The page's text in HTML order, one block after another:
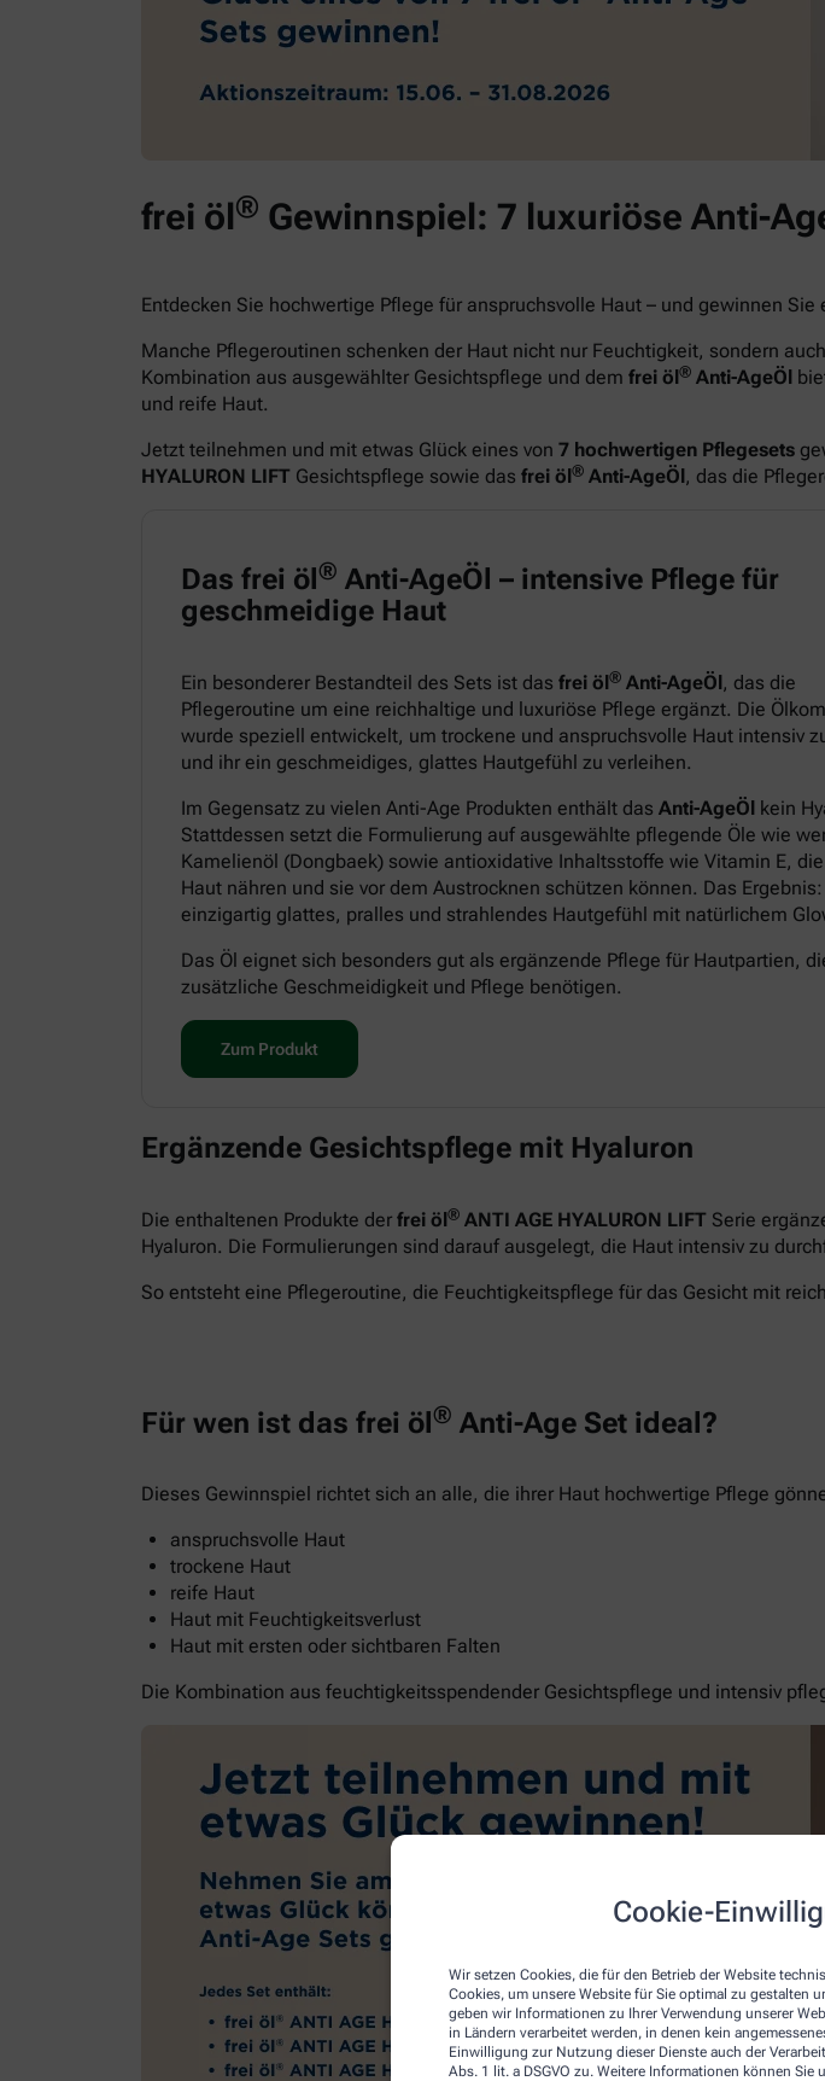
Cookie-
Wir setzen Cookies, die für den Betrieb der Website
Cookies, um unsere Website für Sie optimal zu gestalten
geben wir Informationen zu Ihrer Verwendung unserer
in Ländern verarbeitet werden, in denen kein
Einwilligung zur Nutzung dieser Dienste auch der
Abs. 1 lit. a DSGVO zu. Weitere Informationen können Sie
frei öl® Gewinnspiel: 7 luxuriöse Anti-
Entdecken Sie hochwertige Pflege für anspruchsvolle Haut – und gewinnen Sie
Manche Pflegeroutinen schenken der Haut nicht nur Feuchtigkeit, sondern
Kombination aus ausgewählter Gesichtspflege und dem frei öl® Anti-AgeÖl
und reife Haut.
Jetzt teilnehmen und mit etwas Glück eines von 7 hochwertigen Pflegesets
HYALURON LIFT Gesichtspflege sowie das frei öl® Anti-AgeÖl, das die
Das frei öl ® Anti-AgeÖl – intensive Pflege für
geschmeidige Haut
Ein besonderer Bestandteil des Sets ist das frei öl® Anti-AgeÖl, das die
Pflegeroutine um eine reichhaltige und luxuriöse Pflege ergänzt. Die
wurde speziell entwickelt, um trockene und anspruchsvolle Haut intensiv
und ihr ein geschmeidiges, glattes Hautgefühl zu verleihen.
Im Gegensatz zu vielen Anti-Age Produkten enthält das Anti-AgeÖl kein
Stattdessen setzt die Formulierung auf ausgewählte pflegende Öle wie
Kamelienöl (Dongbaek) sowie antioxidative Inhaltsstoffe wie Vitamin E,
Haut nähren und sie vor dem Austrocknen schützen können. Das Ergebnis:
einzigartig glattes, pralles und strahlendes Hautgefühl mit natürlichem
Das Öl eignet sich besonders gut als ergänzende Pflege für Hautpartien,
zusätzliche Geschmeidigkeit und Pflege benötigen.
Zum Produkt
Ergänzende Gesichtspflege mit Hyaluron
Die enthaltenen Produkte der frei öl® ANTI AGE HYALURON LIFT Serie
Hyaluron. Die Formulierungen sind darauf ausgelegt, die Haut intensiv zu
So entsteht eine Pflegeroutine, die Feuchtigkeitspflege für das Gesicht mit
Für wen ist das frei öl® Anti-Age Set ideal?
Dieses Gewinnspiel richtet sich an alle, die ihrer Haut hochwertige Pflege
anspruchsvolle Haut
trockene Haut
reife Haut
Haut mit Feuchtigkeitsverlust
Haut mit ersten oder sichtbaren Falten
Die Kombination aus feuchtigkeitsspendender Gesichtspflege und intensiv